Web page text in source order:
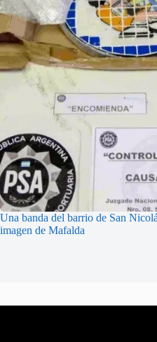
Una banda del barrio de San
imagen de Mafalda